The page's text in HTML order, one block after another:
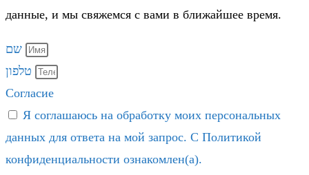
данные, и мы свяжемся с вами в ближайшее время.
Согласие
Я соглашаюсь на обработку моих персональных
данных для ответа на мой запрос. С Политикой
конфиденциальности ознакомлен(а).